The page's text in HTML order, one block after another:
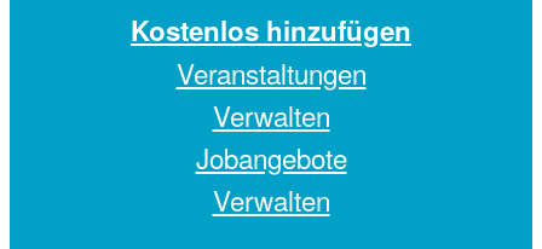
Kostenlos hinzufügen
Veranstaltungen
Verwalten
Jobangebote
Verwalten